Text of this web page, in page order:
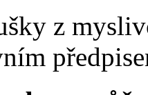
z